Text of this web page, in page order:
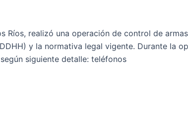
Ríos, realizó una operación de control de
y la normativa legal vigente. Durante la
siguiente detalle: teléfonos